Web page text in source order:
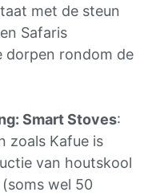
met de steun
Safaris
dorpen rondom de
Smart Stoves:
zoals Kafue is
van houtskool
wel 50